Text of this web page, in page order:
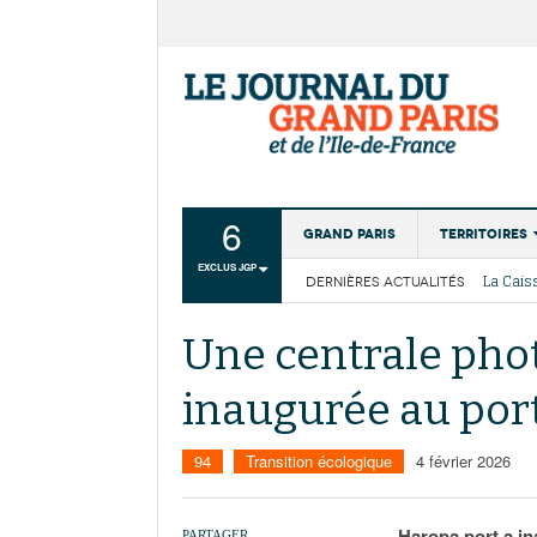
6
EXCLUS JGP
Grand Paris Territoires
Institutions
Services
DERNIÈRES ACTUALITÉS
La
Les
Une centrale
inaugurée au
94 Transition écologique 4 février 2026